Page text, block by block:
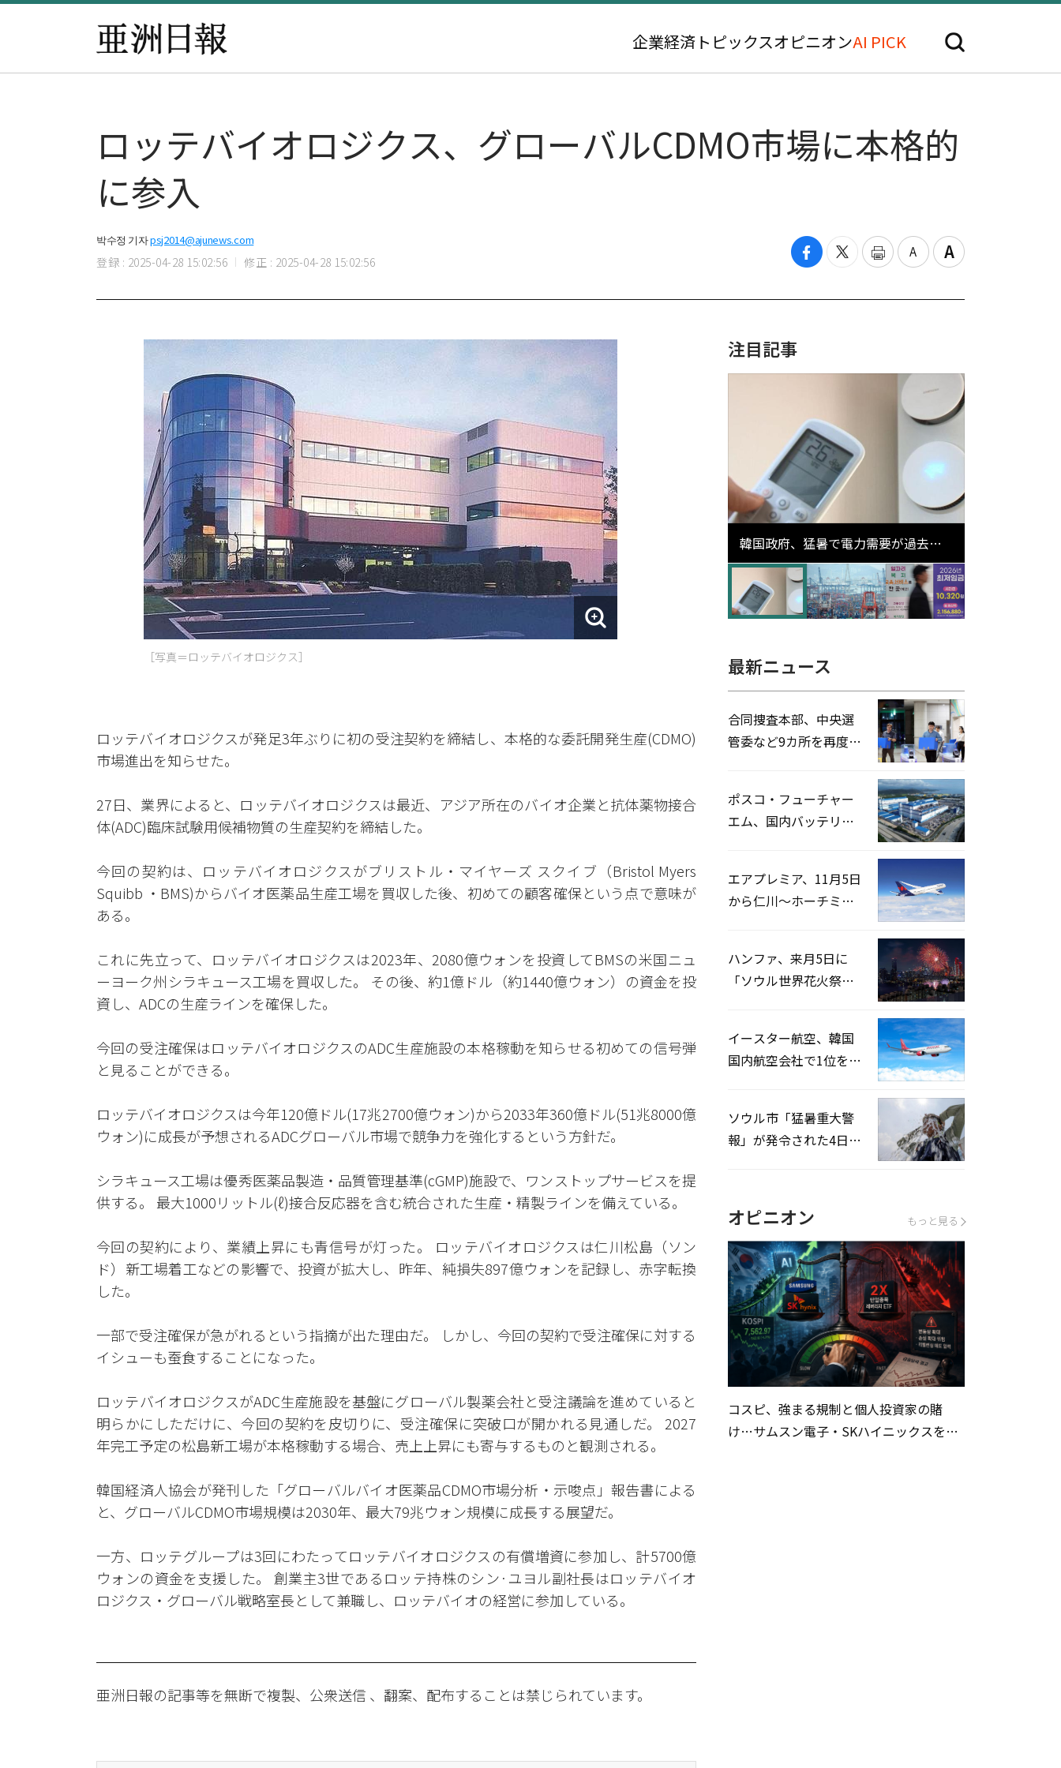
企業経済 トピックスオピニオンAI PICK
ロッテバイオロジクス、グローバルCDMO市場に本格的
に参入
박수정 기자psj2014@ajunews.com
登録 : 2025-04-28 15:02:56 修正 : 2025-04-28 15:02:56
［写真＝ロッテバイオロジクス］
ロッテバイオロジクスが発足3年ぶりに初の受注契約を締結し、本格的な委託開発生産(CDMO)
市場進出を知らせた。
27日、業界によると、ロッテバイオロジクスは最近、アジア所在のバイオ企業と抗体薬物接合
体(ADC)臨床試験用候補物質の生産契約を締結した。
今回の契約は、ロッテバイオロジクスがブリストル・マイヤーズ スクイブ（Bristol Myers
Squibb ・BMS)からバイオ医薬品生産工場を買収した後、初めての顧客確保という点で意味が
ある。
これに先立って、ロッテバイオロジクスは2023年、2080億ウォンを投資してBMSの米国ニュ
ーヨーク州シラキュース工場を買収した。 その後、約1億ドル（約1440億ウォン）の資金を投
資し、ADCの生産ラインを確保した。
今回の受注確保はロッテバイオロジクスのADC生産施設の本格稼動を知らせる初めての信号弾
と見ることができる。
ロッテバイオロジクスは今年120億ドル(17兆2700億ウォン)から2033年360億ドル(51兆8000億
ウォン)に成長が予想されるADCグローバル市場で競争力を強化するという方針だ。
シラキュース工場は優秀医薬品製造・品質管理基準(cGMP)施設で、ワンストップサービスを提
供する。 最大1000リットル(ℓ)接合反応器を含む統合された生産・精製ラインを備えている。
今回の契約により、業績上昇にも青信号が灯った。 ロッテバイオロジクスは仁川松島（ソン
ド）新工場着工などの影響で、投資が拡大し、昨年、純損失897億ウォンを記録し、赤字転換
した。
一部で受注確保が急がれるという指摘が出た理由だ。 しかし、今回の契約で受注確保に対する
イシューも蚕食することになった。
ロッテバイオロジクスがADC生産施設を基盤にグローバル製薬会社と受注議論を進めていると
明らかにしただけに、今回の契約を皮切りに、受注確保に突破口が開かれる見通しだ。 2027
年完工予定の松島新工場が本格稼動する場合、売上上昇にも寄与するものと観測される。
韓国経済人協会が発刊した「グローバルバイオ医薬品CDMO市場分析・示唆点」報告書による
と、グローバルCDMO市場規模は2030年、最大79兆ウォン規模に成長する展望だ。
一方、ロッテグループは3回にわたってロッテバイオロジクスの有償増資に参加し、計5700億
ウォンの資金を支援した。 創業主3世であるロッテ持株のシン·ユヨル副社長はロッテバイオ
ロジクス・グローバル戦略室長として兼職し、ロッテバイオの経営に参加している。
亜洲日報の記事等を無断で複製、公衆送信 、翻案、配布することは禁じられています。
注目記事
韓国政府、猛暑で電力需要が過去最
高更新の可能性に需給対応体制を点
検
最新ニュース
合同捜査本部、中央選
管委など9カ所を再度家
ポスコ・フューチャー
エム、国内バッテリー
エアプレミア、11月5日
から仁川〜ホーチミン
ハンファ、来月5日に
「ソウル世界花火祭り
イースター航空、韓国
国内航空会社で1位を記
ソウル市「猛暑重大警
報」が発令された4日、
オピニオン もっと見る
コスピ、強まる規制と個人投資家の賭
け…サムスン電子・SKハイニックスを巡